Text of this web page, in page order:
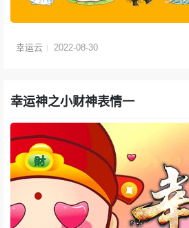
幸运云 2022-08-30
幸运神之小财神表情一